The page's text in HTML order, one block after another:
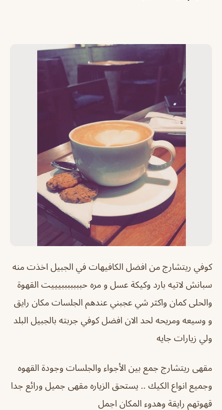
كوفي ريتشارج من افضل الكافيهات في الجبيل اخذت منه
سبانش لاتيه بارد وكيكة عسل و مره حبببببببيييت القهوة
والحلى كمان واكثر شي عجبني عندهم الجلسات مكان رايق
و وسيعه ومريحه لحد الان افضل كوفي جربته بالجبيل البلد
ولي زيارات جايه
مقهى ريتشارج جمع بين الأجواء والجلسات وجودة القهوه
وجميع انواع الكيك .. يستحق الزياره مقهى جميل ورائع جدا
قهوتهم رايقة وهدوء المكان اجمل